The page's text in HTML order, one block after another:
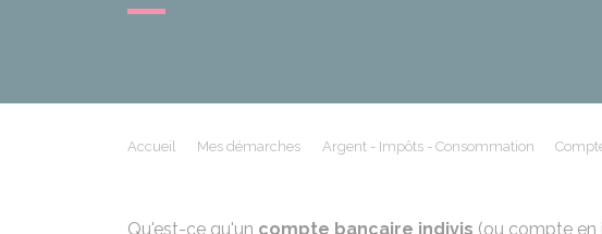
Accueil Mes démarches Argent - Impôts - Consommation
Qu'est-ce qu'un compte bancaire indivis (ou compte en